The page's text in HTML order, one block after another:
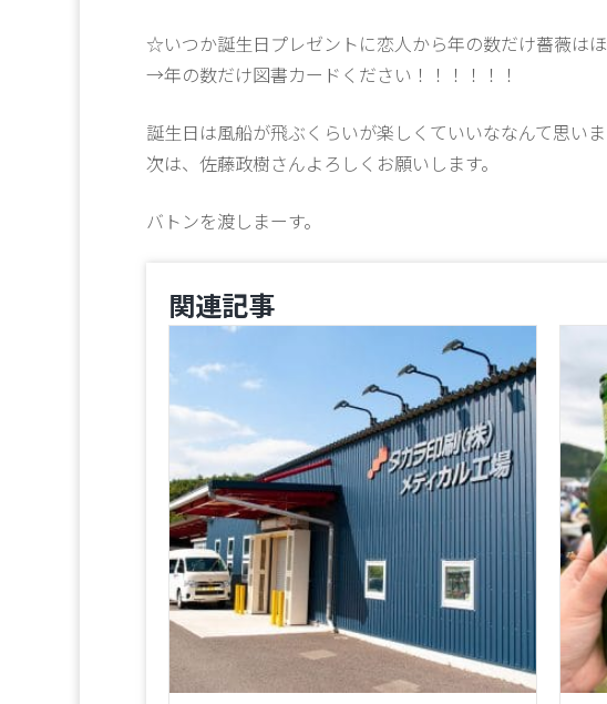
☆いつか誕生日プレゼントに恋人から年の数だけ薔薇は
→年の数だけ図書カードください！！！！！！
誕生日は風船が飛ぶくらいが楽しくていいななんて思いま
次は、佐藤政樹さんよろしくお願いします。
バトンを渡しまーす。
関連記事